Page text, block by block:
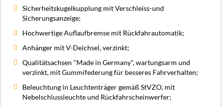
Sicherheitskugelkupplung mit Verschleiss-und
Sicherungsanzeige;
Hochwertige Auflaufbremse mit Rückfahrautomatik;
Anhänger mit V-Deichsel, verzinkt;
Qualitätsachsen "Made in Germany", wartungsarm und
verzinkt, mit Gummifederung für besseres Fahrverhalten;
Beleuchtung in Leuchtenträger gemäß StVZO, mit
Nebelschlussleuchte und Rückfahrscheinwerfer;